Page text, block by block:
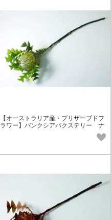
【オーストラリア産・プリザーブドフ
ラワー】バンクシアバクステリー ナ